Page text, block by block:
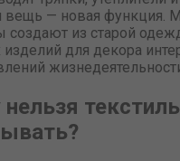
вещь — новая функция.
создают из старой
для декора
текстиль